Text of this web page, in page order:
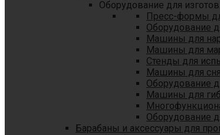
Оборудование для
Пресс-формы
Оборудование
Машины для
Машины для
Стенды для
Машины для
Оборудование
Машины для
Оборудование
Барабаны и аксессуары для